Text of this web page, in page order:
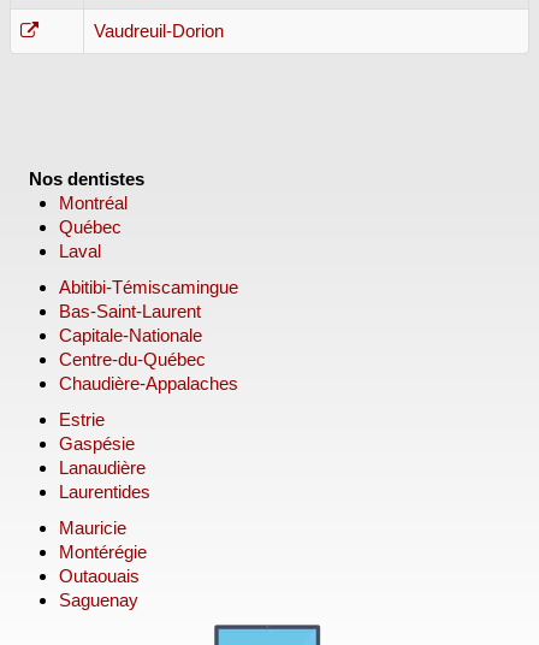
Vaudreuil-Dorion
Nos dentistes
Montréal
Québec
Laval
Abitibi-Témiscamingue
Bas-Saint-Laurent
Capitale-Nationale
Centre-du-Québec
Chaudière-Appalaches
Estrie
Gaspésie
Lanaudière
Laurentides
Mauricie
Montérégie
Outaouais
Saguenay